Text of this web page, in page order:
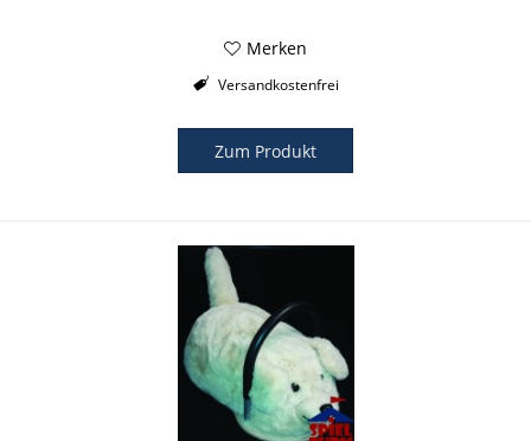
Merken
Versandkostenfrei
Zum Produkt